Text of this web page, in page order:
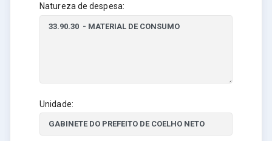
Natureza de despesa:
Unidade: